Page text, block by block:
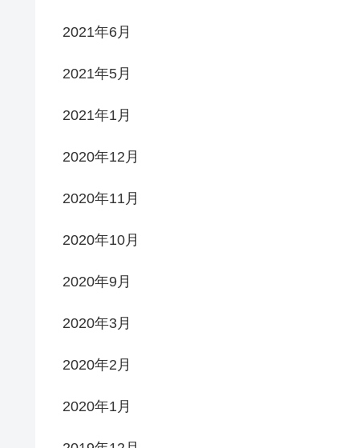
2021年6月
2021年5月
2021年1月
2020年12月
2020年11月
2020年10月
2020年9月
2020年3月
2020年2月
2020年1月